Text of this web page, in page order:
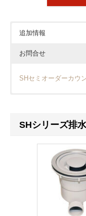
追加情報
お問合せ
SHセミオーダーカウ
※下記フォームは簡単
会員の方はこちら
ど製作物は見積依
お名前 (必須)
SHシリーズ排